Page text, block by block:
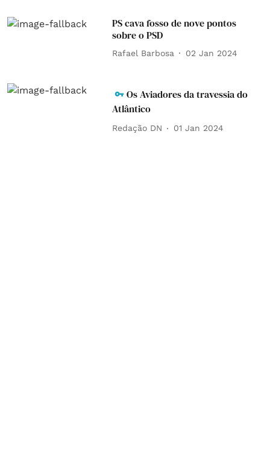
PS cava fosso de nove pontos
sobre o PSD
Rafael Barbosa 02 Jan 2024
Os Aviadores da travessia do
Atlântico
Redação DN 01 Jan 2024